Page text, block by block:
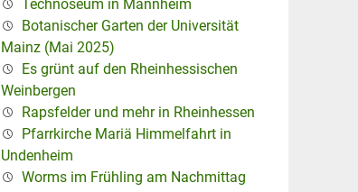
Technoseum in Mannheim
Botanischer Garten der Universität
Mainz (Mai 2025)
Es grünt auf den Rheinhessischen
Weinbergen
Rapsfelder und mehr in Rheinhessen
Pfarrkirche Mariä Himmelfahrt in
Undenheim
Worms im Frühling am Nachmittag